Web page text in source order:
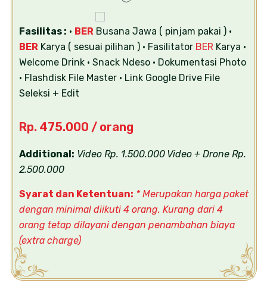
Fasilitas : • BERBusana Jawa ( pinjam pakai )•
BERKarya ( sesuai pilihan )• Fasilitator BERKarya •
Welcome Drink• Snack Ndeso• Dokumentasi Photo
• Flashdisk File Master• Link Google Drive File
Seleksi + Edit
Rp. 475.000 / orang
Additional: Video Rp. 1.500.000Video + Drone Rp.
2.500.000
Syarat dan Ketentuan: * Merupakan harga paket
dengan minimal diikuti 4 orang. Kurang dari 4
orang tetap dilayani dengan penambahan biaya
(extra charge)